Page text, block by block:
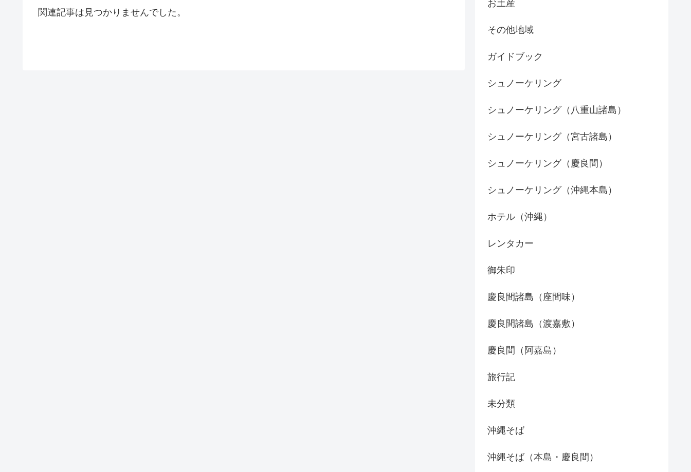
関連記事は見つかりませんでした。
お土産
その他地域
ガイドブック
シュノーケリング
シュノーケリング（八重山諸島）
シュノーケリング（宮古諸島）
シュノーケリング（慶良間）
シュノーケリング（沖縄本島）
ホテル（沖縄）
レンタカー
御朱印
慶良間諸島（座間味）
慶良間諸島（渡嘉敷）
慶良間（阿嘉島）
旅行記
未分類
沖縄そば
沖縄そば（本島・慶良間）